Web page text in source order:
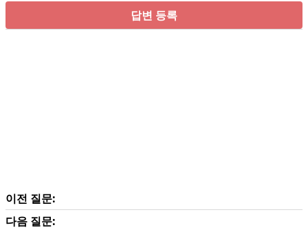
답변 등록
이전 질문:
다음 질문: